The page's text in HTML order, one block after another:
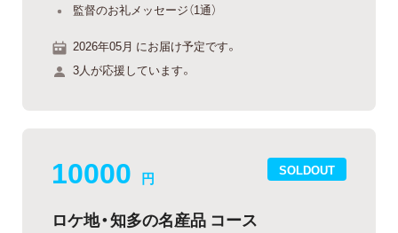
監督のお礼メッセージ（1通）
2026年05月 にお届け予定です。
3人が応援しています。
SOLDOUT
10000 円
ロケ地・知多の名産品 コース